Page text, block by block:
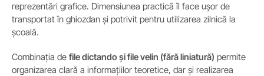
reprezentări grafice. Dimensiunea practică îl face ușor de
transportat în ghiozdan și potrivit pentru utilizarea zilnică la
școală.
Combinația de file dictando și file velin (fără liniatură) permite
organizarea clară a informațiilor teoretice, dar și realizarea